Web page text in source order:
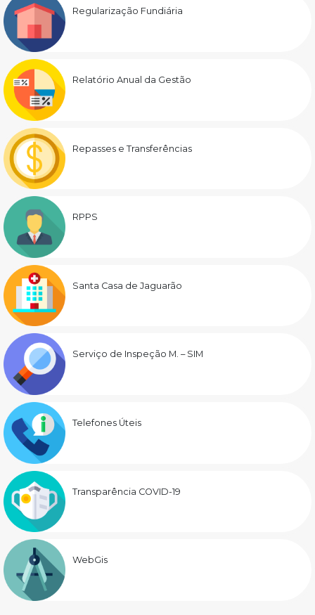
Regularização Fundiária
Relatório Anual da Gestão
Repasses e Transferências
RPPS
Santa Casa de Jaguarão
Serviço de Inspeção M. – SIM
Telefones Úteis
Transparência COVID-19
WebGis